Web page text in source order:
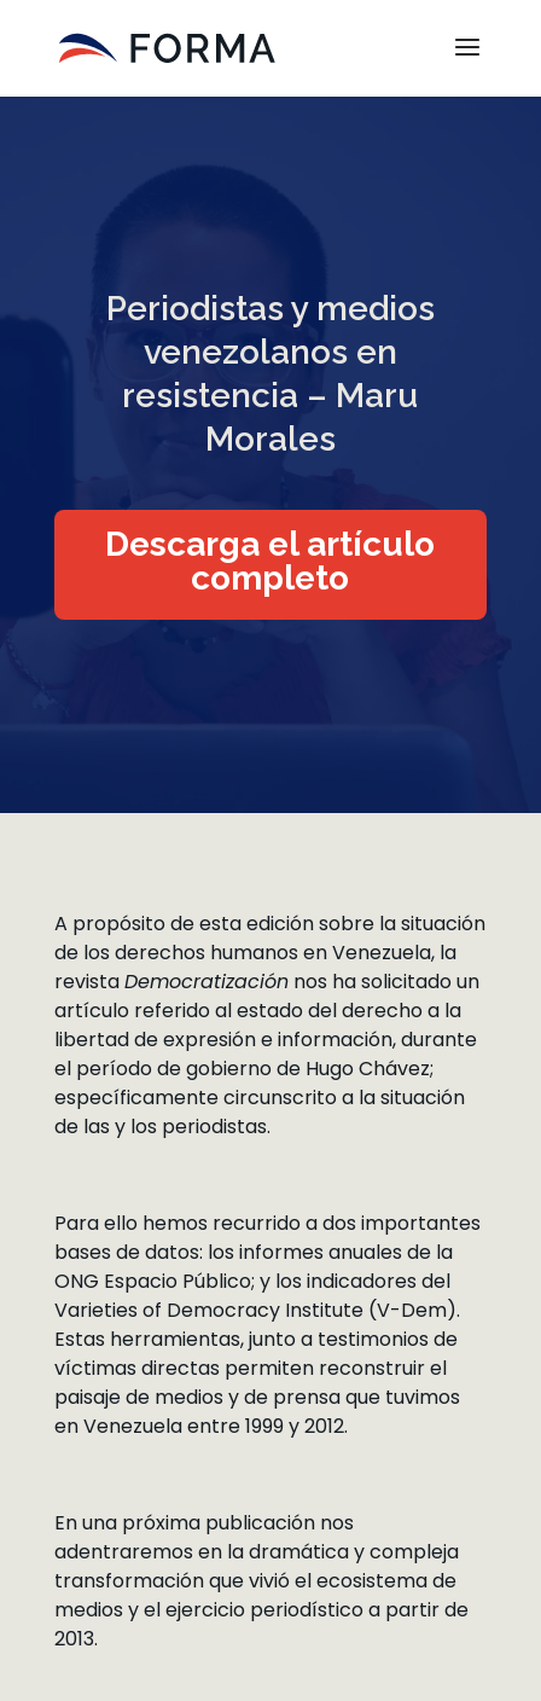
Periodistas y medios
venezolanos en
resistencia – Maru
Morales
Descarga el artículo
completo
A propósito de esta edición sobre la situación
de los derechos humanos en Venezuela, la
revistaDemocratizaciónnos ha solicitado un
artículo referido al estado del derecho a la
libertad de expresión e información, durante
el período de gobierno de Hugo Chávez;
específicamente circunscrito a la situación
de las y los periodistas.
Para ello hemos recurrido a dos importantes
bases de datos: los informes anuales de la
ONG Espacio Público; y los indicadores del
Varieties of Democracy Institute (V-Dem).
Estas herramientas, junto a testimonios de
víctimas directas permiten reconstruir el
paisaje de medios y de prensa que tuvimos
en Venezuela entre 1999 y 2012.
En una próxima publicación nos
adentraremos en la dramática y compleja
transformación que vivió el ecosistema de
medios y el ejercicio periodístico a partir de
2013.